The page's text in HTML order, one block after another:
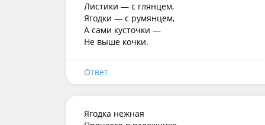
Листики — с глянцем,
Ягодки — с румянцем,
А сами кусточки —
Не выше кочки.
Ответ
Ягодка нежная